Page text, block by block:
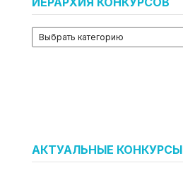
АКТУАЛЬНЫЕ КОНКУРСЫ